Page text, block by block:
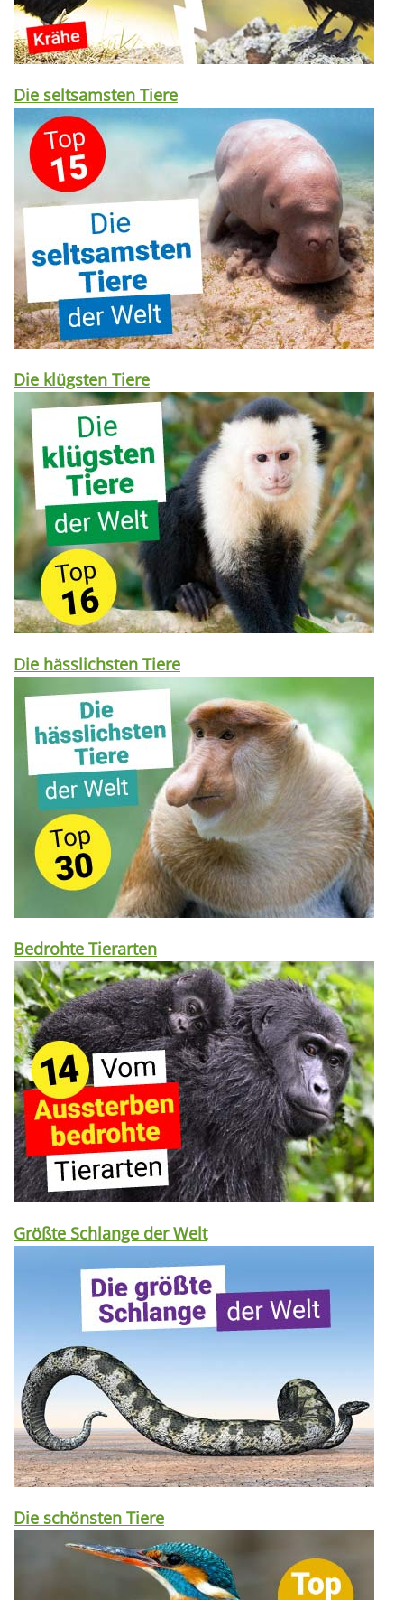
Die seltsamsten Tiere
Die klügsten Tiere
Die hässlichsten Tiere
Bedrohte Tierarten
Größte Schlange der Welt
Die schönsten Tiere